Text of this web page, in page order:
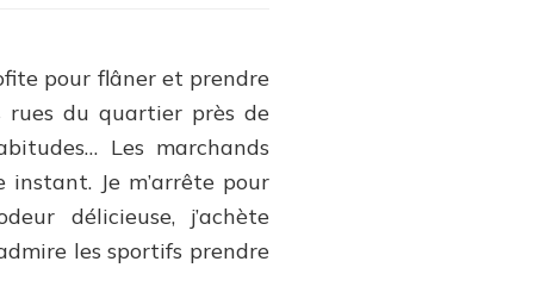
pour flâner et prendre
rues du quartier près de
Les marchands
Je m’arrête pour
délicieuse, j’achète
les sportifs prendre